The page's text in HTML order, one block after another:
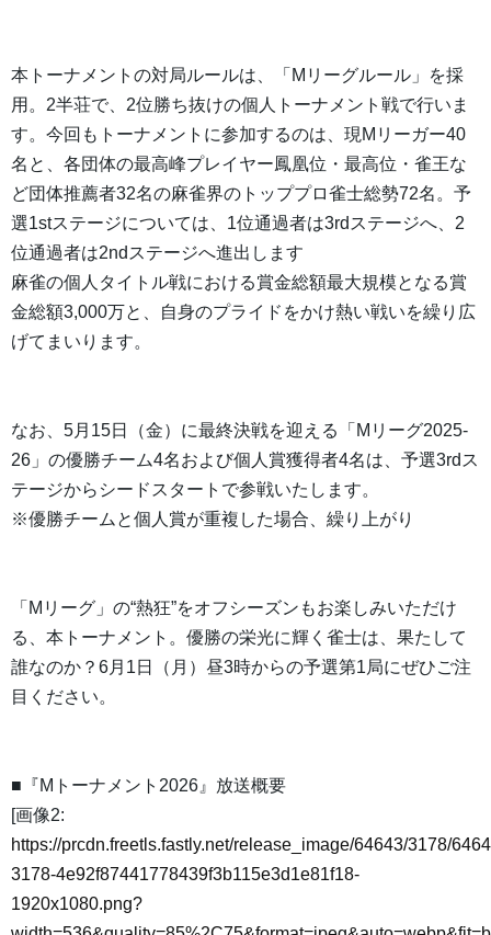
本トーナメントの対局ルールは、「Mリーグルール」を採
用。2半荘で、2位勝ち抜けの個人トーナメント戦で行いま
す。今回もトーナメントに参加するのは、現Mリーガー40
名と、各団体の最高峰プレイヤー鳳凰位・最高位・雀王な
ど団体推薦者32名の麻雀界のトッププロ雀士総勢72名。予
選1stステージについては、1位通過者は3rdステージへ、2
位通過者は2ndステージへ進出します
麻雀の個人タイトル戦における賞金総額最大規模となる賞
金総額3,000万と、自身のプライドをかけ熱い戦いを繰り広
げてまいります。
なお、5月15日（金）に最終決戦を迎える「Mリーグ2025-
26」の優勝チーム4名および個人賞獲得者4名は、予選3rdス
テージからシードスタートで参戦いたします。
※優勝チームと個人賞が重複した場合、繰り上がり
「Mリーグ」の“熱狂”をオフシーズンもお楽しみいただけ
る、本トーナメント。優勝の栄光に輝く雀士は、果たして
誰なのか？6月1日（月）昼3時からの予選第1局にぜひご注
目ください。
■『Mトーナメント2026』放送概要
[画像2:
https://prcdn.freetls.fastly.net/release_image/64643/3178/
3178-4e92f87441778439f3b115e3d1e81f18-
1920x1080.png?